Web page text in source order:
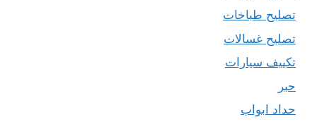
تصليح طباخات
تصليح غسالات
تكييف سيارات
حبر
حداد ابواب